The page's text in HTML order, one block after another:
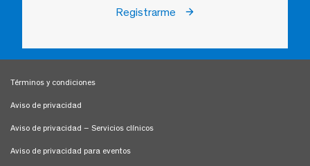
Registrarme
Términos y condiciones
Aviso de privacidad
Aviso de privacidad – Servicios clínicos
Aviso de privacidad para eventos